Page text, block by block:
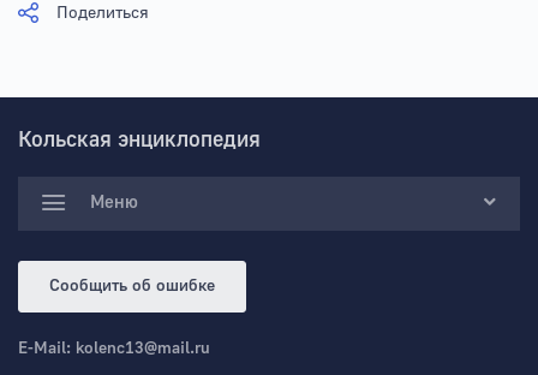
Поделиться
Кольская энциклопедия
Меню
Сообщить об ошибке
E-Mail: kolenc13@mail.ru